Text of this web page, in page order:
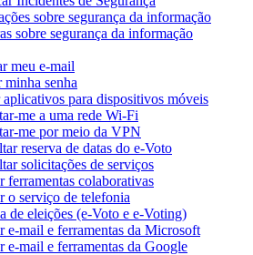
sobre segurança da informação
sobre segurança da informação
meu e-mail
minha senha
para dispositivos móveis
me a uma rede Wi-Fi
me por meio da VPN
reserva de datas do e-Voto
solicitações de serviços
ferramentas colaborativas
o serviço de telefonia
de eleições (e-Voto e e-Voting)
e-mail e ferramentas da Microsoft
e-mail e ferramentas da Google